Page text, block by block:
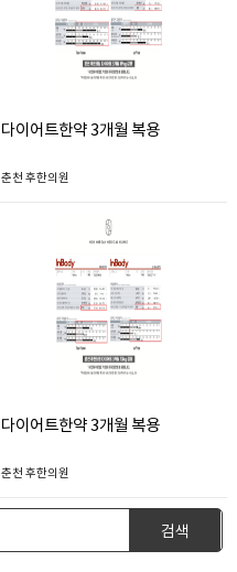
다이어트한약 3개월 복용
춘천 후한의원
다이어트한약 3개월 복용
춘천 후한의원
검색